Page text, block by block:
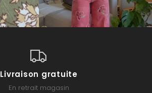
Livraison gratuite
En retrait magasin